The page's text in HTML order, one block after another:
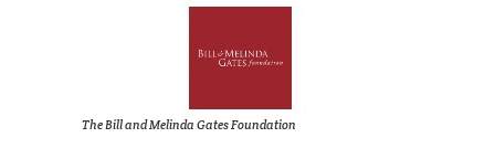
The Bill and Melinda Gates Foundation